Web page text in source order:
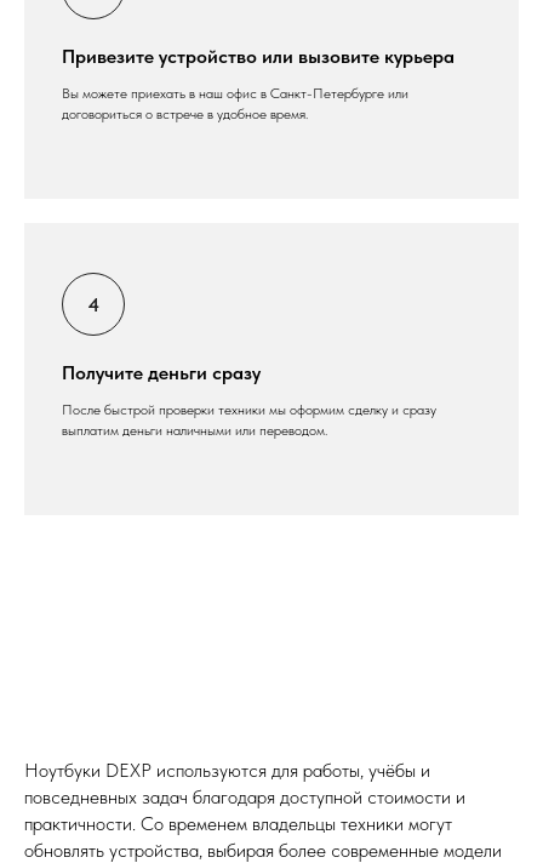
Привезите устройство или вызовите курьера
Вы можете приехать в наш офис в Санкт-Петербурге или
договориться о встрече в удобное время.
Получите деньги сразу
После быстрой проверки техники мы оформим сделку и сразу
выплатим деньги наличными или переводом.
Ноутбуки DEXP используются для работы, учёбы и
повседневных задач благодаря доступной стоимости и
практичности. Со временем владельцы техники могут
обновлять устройства, выбирая более современные модели